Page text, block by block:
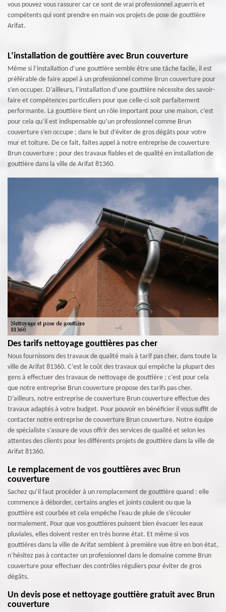
vous pouvez vous rassurer car ce sont de vrai professionnel aguerris et
compétents qui vont prendre en main vos projets de pose de gouttière
Arifat.
L’installation de gouttière avec Brun couverture
Même si l’installation d’une gouttière semble être une tâche facile, il est
préférable de faire appel à un professionnel comme Brun couverture pour
s’en occuper. D’ailleurs, l’installation d’une gouttière nécessite des savoir-
faire et compétences particuliers pour que celle-ci soit parfaitement
performante. La gouttière tient un rôle important pour une maison, c’est
pour cela qu’il est indispensable qu’un professionnel comme Brun
couverture s’en occupe ; dans le but d’éviter de gros dégâts pour votre
mur et toiture. De ce fait, faites appel à notre entreprise de couverture
Brun couverture ; pour des travaux fiables et de qualité en installation de
gouttière dans la ville de Arifat 81360.
Des tarifs nettoyage gouttières pas cher
Nous fournissons des travaux de qualité mais à tarif pas cher, dans toute la
ville de Arifat 81360. C’est le coût des travaux qui empêche la plupart des
gens à effectuer des travaux de nettoyage de gouttière ; c’est pour cela
que notre entreprise Brun couverture propose des tarifs pas cher.
D’ailleurs, notre entreprise de couverture Brun couverture effectue des
travaux adaptés à votre budget. Pour pouvoir en bénéficier il vous suffit de
contacter notre entreprise de couverture Brun couverture. Notre équipe
de spécialiste s’assure de vous offrir des services de qualité et selon les
attentes des clients pour les différents projets de gouttière dans la ville de
Arifat 81360.
Le remplacement de vos gouttières avec Brun
couverture
Sachez qu’il faut procéder à un remplacement de gouttière quand : elle
commence à déborder, certains angles et joints coulent ou que la
gouttière est courbée et cela empêche l’eau de pluie de s’écouler
normalement. Pour que vos gouttières puissent bien évacuer les eaux
pluviales, elles doivent rester en très bonne état. Et même si vos
gouttières dans la ville de Arifat semblent à première vue être en bon état,
n’hésitez pas à contacter un professionnel dans le domaine comme Brun
couverture pour effectuer des contrôles réguliers pour éviter de gros
dégâts.
Un devis pose et nettoyage gouttière gratuit avec Brun
couverture